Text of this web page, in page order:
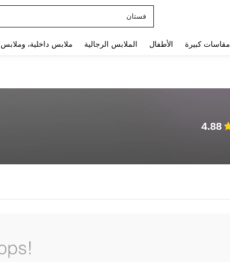
فستان
مقاسات كبيرة الأطفال الملابس الرجالية ملابس داخلية،
4.88